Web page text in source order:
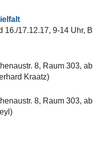
16./17.12.17, 9-14 Uhr, B
8, Raum 303, ab
Kraatz)
8, Raum 303, ab